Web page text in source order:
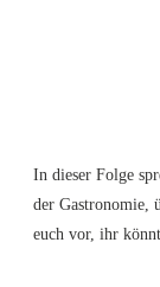
In dieser Folge
der Gastronomie,
euch vor, ihr